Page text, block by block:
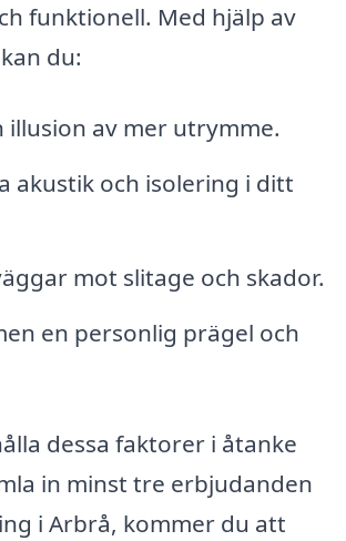
funktionell. Med hjälp av
du:
illusion av mer utrymme.
akustik och isolering i ditt
mot slitage och skador.
en personlig prägel och
dessa faktorer i åtanke
in minst tre erbjudanden
i Arbrå, kommer du att